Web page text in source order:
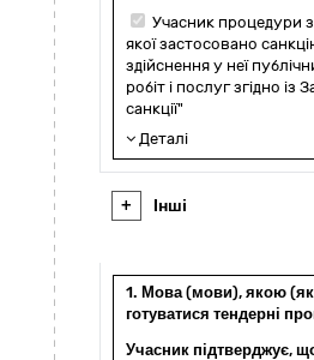
Учасник процедури
якої застосовано
здійснення у неї
робіт і послуг згідно
санкції"
Деталі
+ Інші
1. Мова (мови), якою
готуватися тендерні
Учасник підтверджує,